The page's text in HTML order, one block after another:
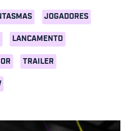
JOGADORES
LANCAMENTO
TRAILER